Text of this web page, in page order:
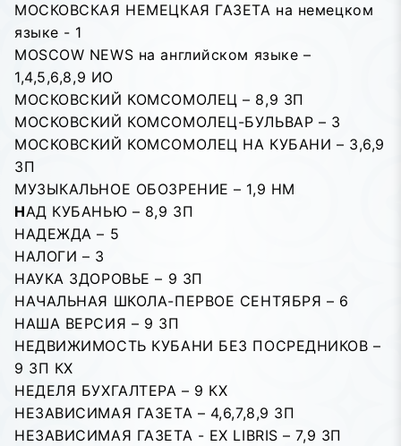
МОСКОВСКАЯ НЕМЕЦКАЯ ГАЗЕТА на немецком
языке - 1
MOSCOW NEWS на английском языке –
1,4,5,6,8,9 ИО
МОСКОВСКИЙ КОМСОМОЛЕЦ – 8,9 ЗП
МОСКОВСКИЙ КОМСОМОЛЕЦ-БУЛЬВАР – 3
МОСКОВСКИЙ КОМСОМОЛЕЦ НА КУБАНИ – 3,6,9
ЗП
МУЗЫКАЛЬНОЕ ОБОЗРЕНИЕ – 1,9 НМ
НАД КУБАНЬЮ – 8,9 ЗП
НАДЕЖДА – 5
НАЛОГИ – 3
НАУКА ЗДОРОВЬЕ – 9 ЗП
НАЧАЛЬНАЯ ШКОЛА-ПЕРВОЕ СЕНТЯБРЯ – 6
НАША ВЕРСИЯ – 9 ЗП
НЕДВИЖИМОСТЬ КУБАНИ БЕЗ ПОСРЕДНИКОВ –
9 ЗП КХ
НЕДЕЛЯ БУХГАЛТЕРА – 9 КХ
НЕЗАВИСИМАЯ ГАЗЕТА – 4,6,7,8,9 ЗП
НЕЗАВИСИМАЯ ГАЗЕТА - EX LIBRIS – 7,9 ЗП